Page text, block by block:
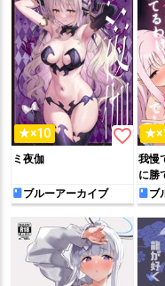
★×10 favorite_border
ミ夜伽
ブルーアーカイブ
我慢
に勝
2 ブ